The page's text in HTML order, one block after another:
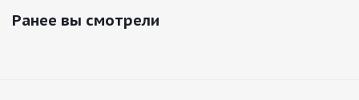
Ранее вы смотрели